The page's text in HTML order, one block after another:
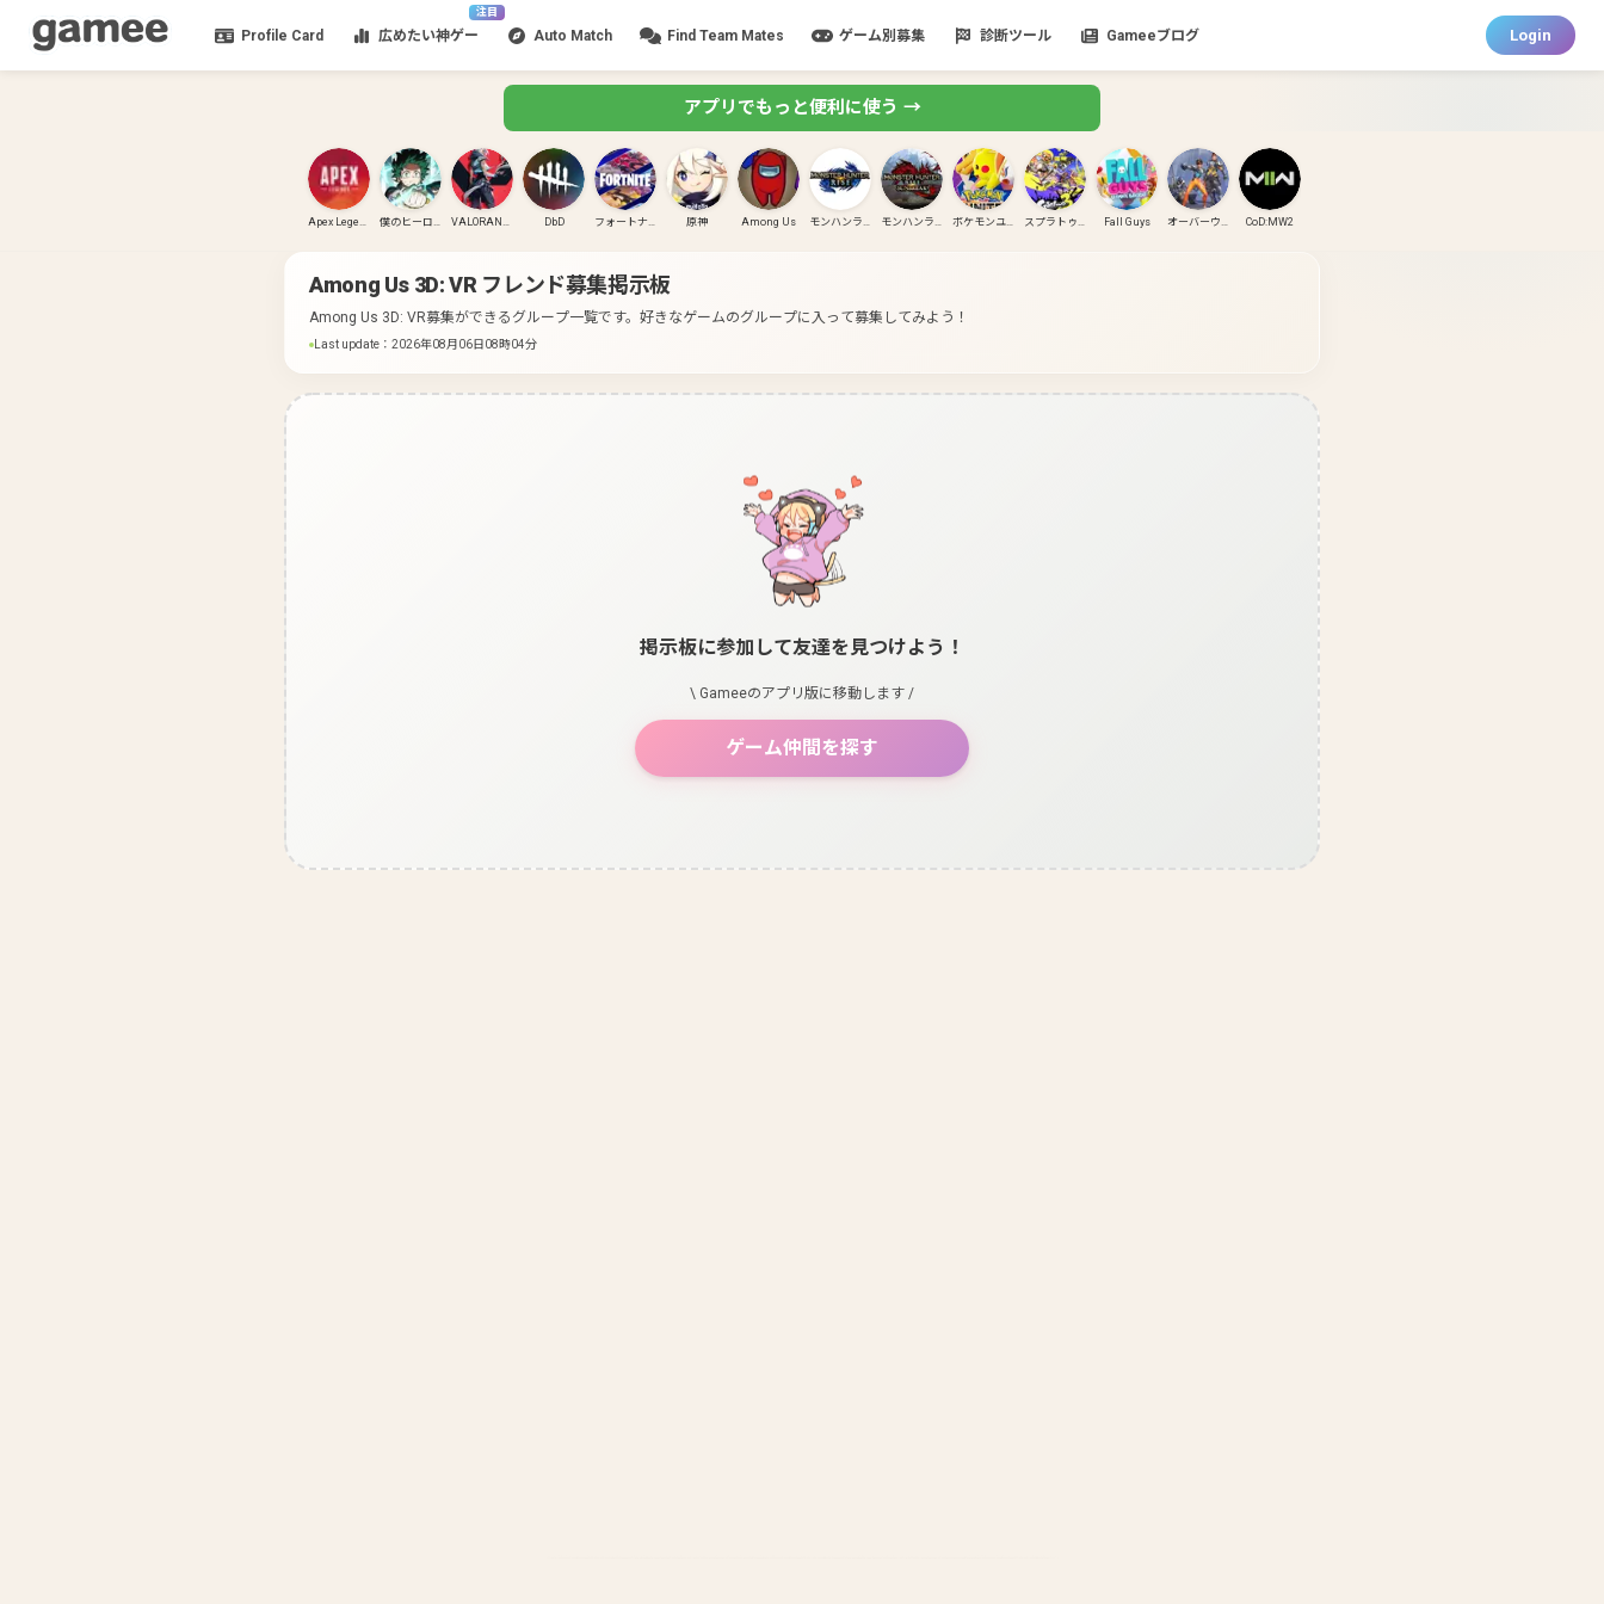
Profile Card
注目
広めたい神ゲー Auto Match Find Team Mates ゲーム別募集 診断ツール Gameeブログ Login
アプリでもっと便利に使う →
Apex Legends 僕のヒーローアカデミア ULTRA RUMBLE VALORANT(PC) DbD フォートナイト 原神 Among Us モンハンライズ モンハンライズ:サンブレイク ポケモンユナイト スプラトゥーン3 Fall Guys オーバーウォッチ CoD:MW2
Among Us 3D: VR フレンド募集掲示板
Among Us 3D: VR募集ができるグループ一覧です。 好きなゲームのグループに入って募集してみよう！
Last update ： 2026年08月06日08時04分
掲示板に参加して友達を見つけよう！
\ Gameeのアプリ版に移動します /
ゲーム仲間を探す